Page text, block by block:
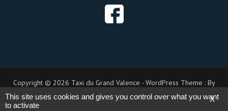
Copyright © 2026 Taxi du Grand Valence - WordPress Theme : By
Taxi Themes
X
This site uses cookies and gives you control over what you want
to activate